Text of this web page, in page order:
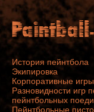
История пейнтбола
Экипировка
Корпоративные игры
Разновидности игр
пейнтбольных
Пейнтбольные